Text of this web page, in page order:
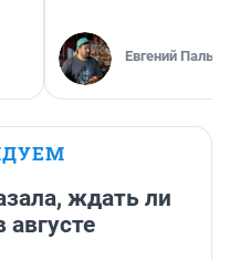
Евгений
ждать ли